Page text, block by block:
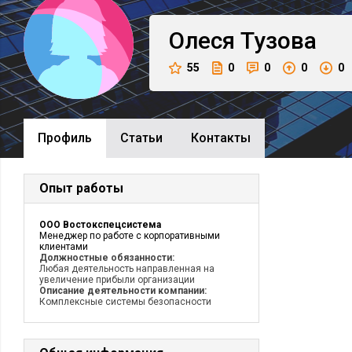
Олеся Тузова
55 0 0 0 0
Профиль Cтатьи Контакты
Опыт работы
ООО Востокспецсистема
Менеджер по работе с корпоративными
клиентами
Должностные обязанности:
Любая деятельность направленная на
увеличение прибыли организации
Описание деятельности компании:
Комплексные системы безопасности